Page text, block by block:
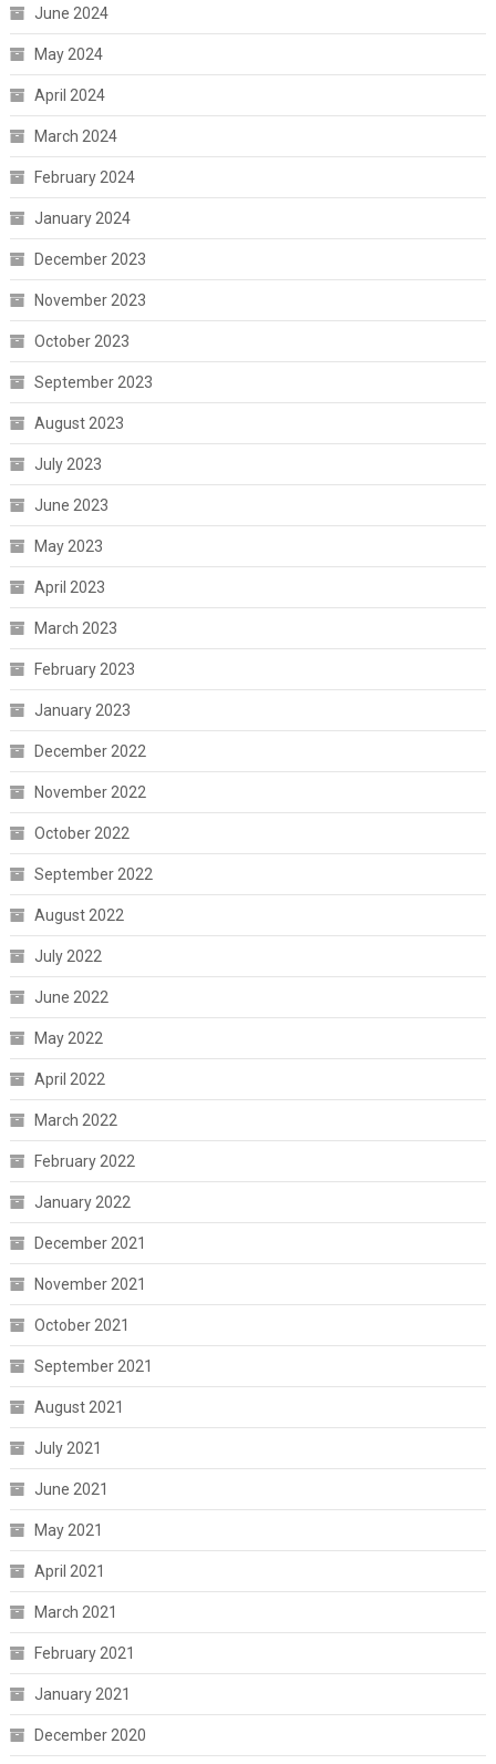
June 2024
May 2024
April 2024
March 2024
February 2024
January 2024
December 2023
November 2023
October 2023
September 2023
August 2023
July 2023
June 2023
May 2023
April 2023
March 2023
February 2023
January 2023
December 2022
November 2022
October 2022
September 2022
August 2022
July 2022
June 2022
May 2022
April 2022
March 2022
February 2022
January 2022
December 2021
November 2021
October 2021
September 2021
August 2021
July 2021
June 2021
May 2021
April 2021
March 2021
February 2021
January 2021
December 2020